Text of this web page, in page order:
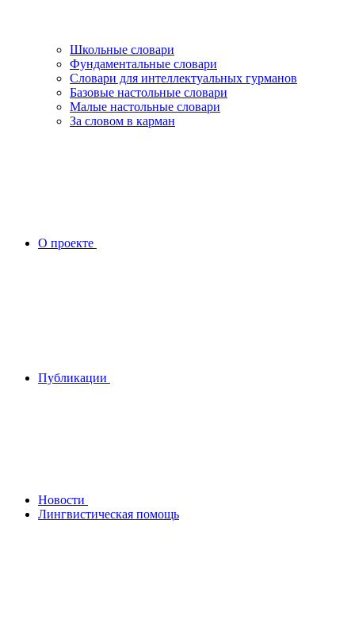
Школьные словари
Фундаментальные словари
Словари для интеллектуальных гурманов
Базовые настольные словари
Малые настольные словари
За словом в карман
О проекте
Публикации
Новости
Лингвистическая помощь